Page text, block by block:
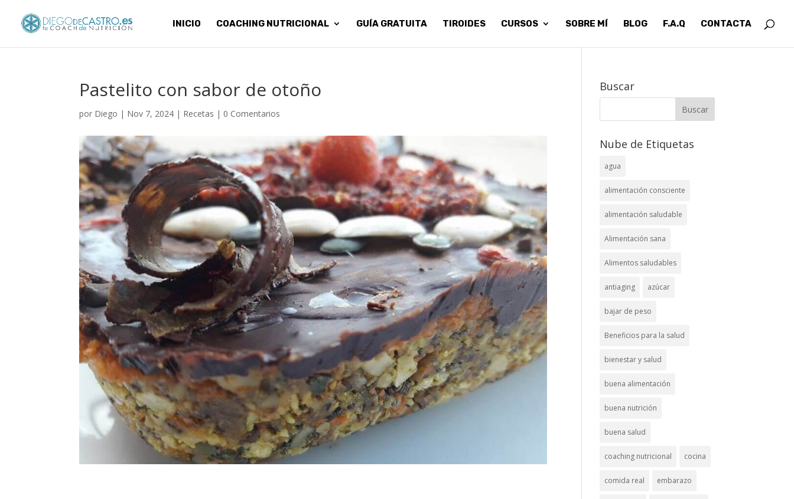
INICIO COACHING NUTRICIONAL GUÍA GRATUITA TIROIDES CURSOS SOBRE MÍ BLOG F.A.Q CONTACTA
Pastelito con sabor de otoño
por Diego | Nov 7, 2024 | Recetas | 0 Comentarios
Buscar
Nube de Etiquetas
agua
alimentación consciente
alimentación saludable
Alimentación sana
Alimentos saludables
antiaging azúcar
bajar de peso
Beneficios para la salud
bienestar y salud
buena alimentación
buena nutrición
buena salud
coaching nutricional cocina
comida real embarazo